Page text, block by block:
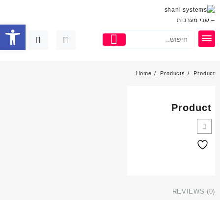
Home Products Product
Product
REVIEWS (0)
פתח